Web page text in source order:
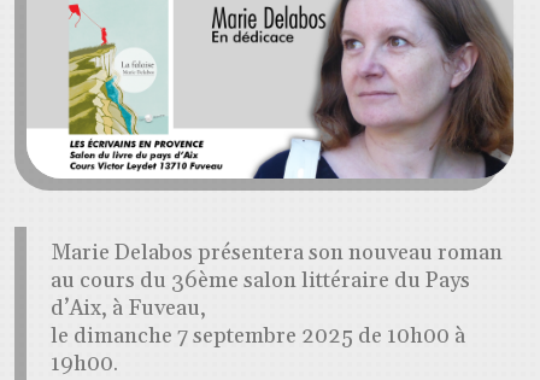
Marie Delabos présentera son nouveau roman
au cours du 36ème salon littéraire du Pays
d’Aix, à Fuveau,
le dimanche 7 septembre 2025 de 10h00 à
19h00.